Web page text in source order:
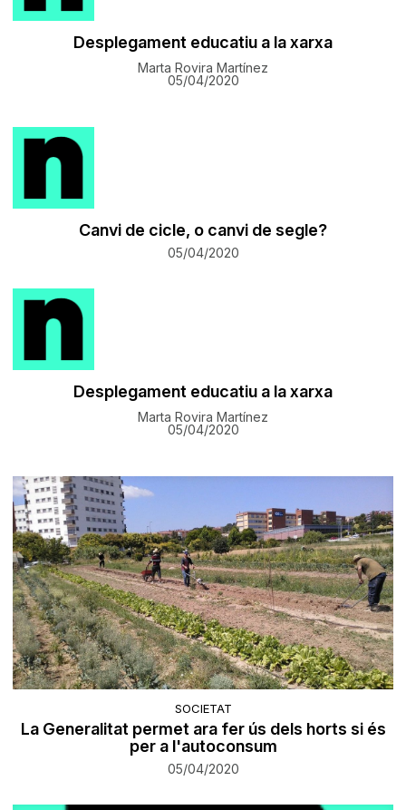
Desplegament educatiu a la xarxa
Marta Rovira Martínez
05/04/2020
Canvi de cicle, o canvi de segle?
05/04/2020
Desplegament educatiu a la xarxa
Marta Rovira Martínez
05/04/2020
SOCIETAT
La Generalitat permet ara fer ús dels horts si és
per a l'autoconsum
05/04/2020